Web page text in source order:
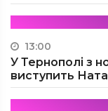
13:00
У Тернополі з
виступить